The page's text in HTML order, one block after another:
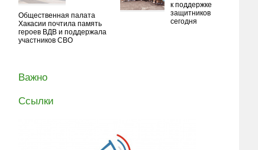
Общественная палата
Хакасии почтила память
героев ВДВ и поддержала
участников СВО
к поддержке
защитников
сегодня
Важно
Ссылки